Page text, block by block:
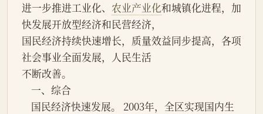
进一步推进工业化、 农业产业化和城镇化进程，加
快发展开放型经济和民营经济，
国民经济持续快速增长，质量效益同步提高，各项
社会事业全面发展，人民生活
不断改善。
    一、综合